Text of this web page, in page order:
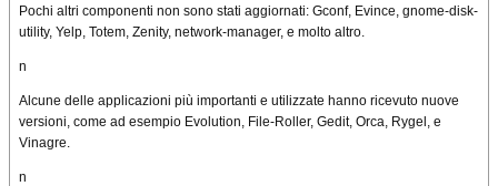
Pochi altri componenti non sono stati aggiornati: Gconf, Evince, gnome-disk-
utility, Yelp, Totem, Zenity, network-manager, e molto altro.
n
Alcune delle applicazioni più importanti e utilizzate hanno ricevuto nuove
versioni, come ad esempio Evolution, File-Roller, Gedit, Orca, Rygel, e
Vinagre.
n